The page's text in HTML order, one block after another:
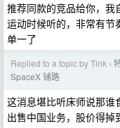
推荐同款的竞品给你，我
运动时候听的，非常有节
单一了
Replied to a topic by Tink ›
SpaceX 铺路
这消息堪比听床师说那谁
出售中国业务，股价得